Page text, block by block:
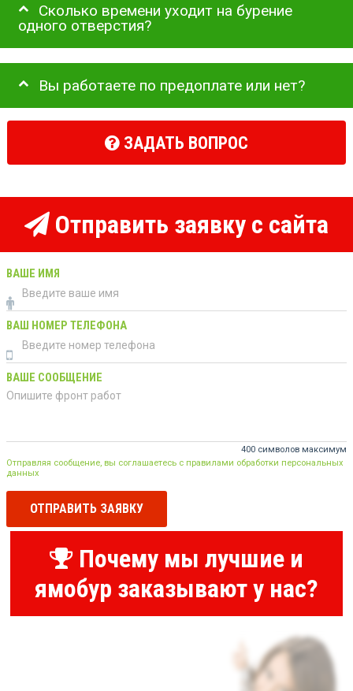
Сколько времени уходит на бурение
одного отверстия?
Вы работаете по предоплате или нет?
ЗАДАТЬ ВОПРОС
Отправить заявку с сайта
ВАШЕ ИМЯ
ВАШ НОМЕР ТЕЛЕФОНА
ВАШЕ СООБЩЕНИЕ
400 символов максимум
Отправляя сообщение, вы соглашаетесь с правилами обработки персональных
данных
ОТПРАВИТЬ ЗАЯВКУ
Почему мы лучшие и
ямобур заказывают у нас?